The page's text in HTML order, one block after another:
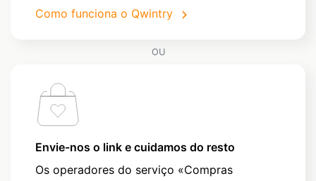
Como funciona o Qwintry
OU
Envie-nos o link e cuidamos do resto
Os operadores do serviço «Compras